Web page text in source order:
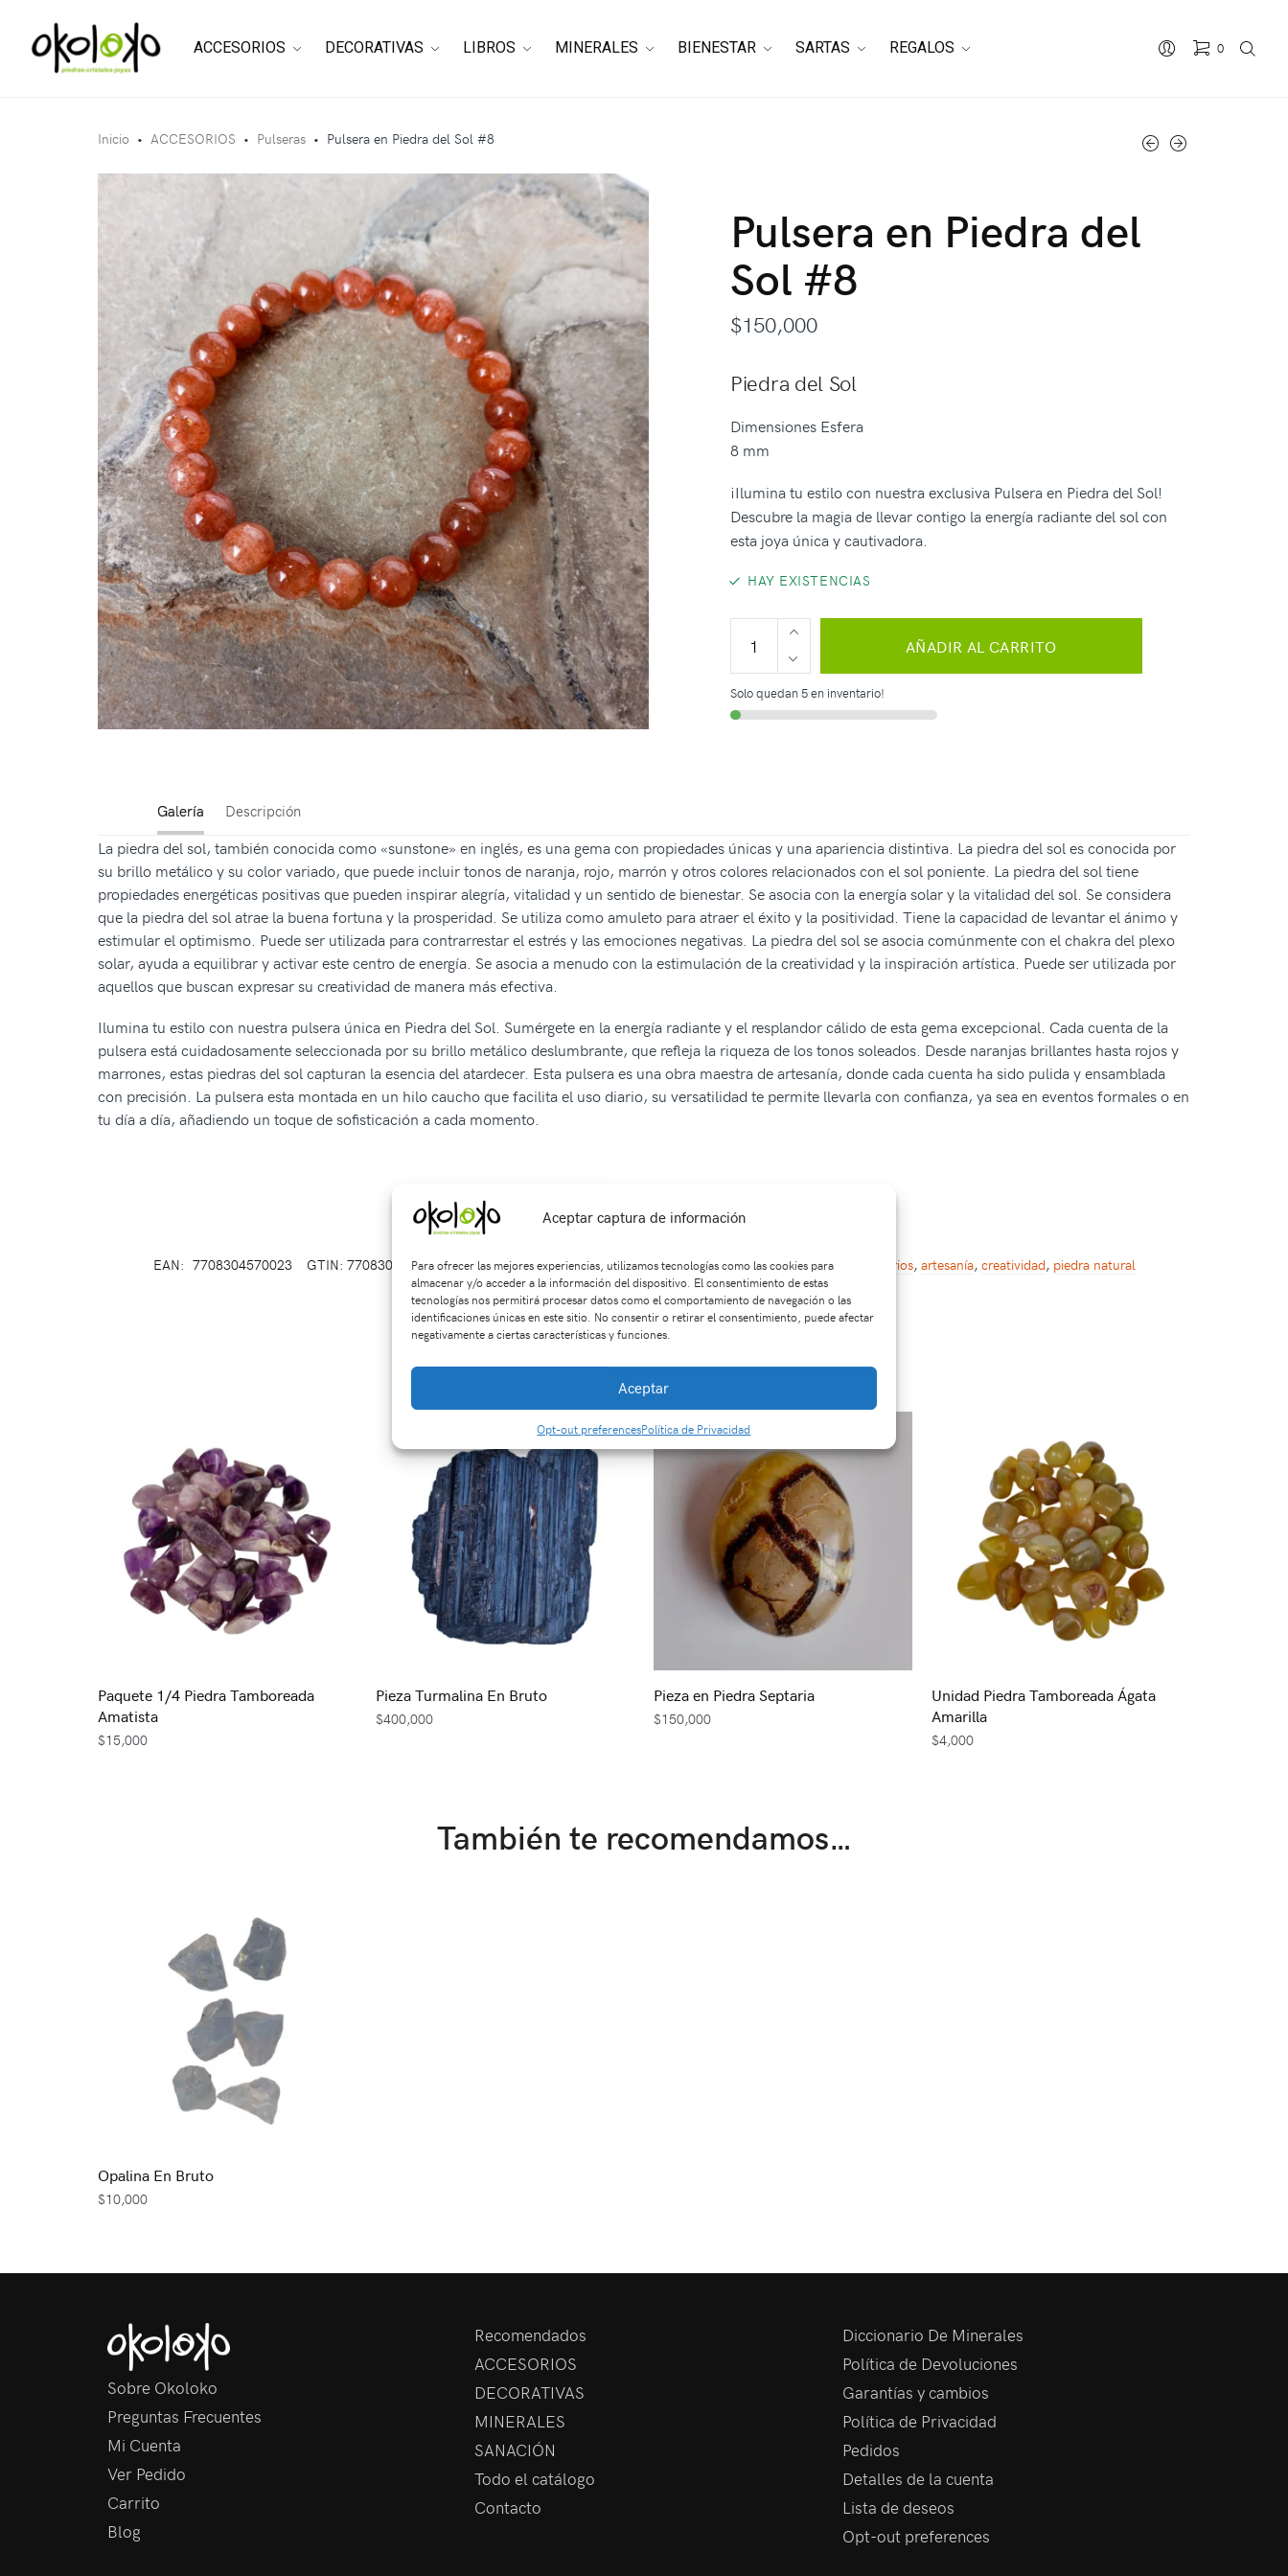
Aceptar captura de información
Para ofrecer las mejores experiencias, utilizamos tecnologías como las cookies para
almacenar y/o acceder a la información del dispositivo. El consentimiento de estas
tecnologías nos permitirá procesar datos como el comportamiento de navegación o las
identificaciones únicas en este sitio. No consentir o retirar el consentimiento, puede afectar
negativamente a ciertas características y funciones.
Aceptar
Opt-out preferencesPolítica de Privacidad
ACCESORIOS DECORATIVAS LIBROS MINERALES BIENESTAR SARTAS REGALOS 0
Inicio • ACCESORIOS • Pulseras • Pulsera en Piedra del Sol #8
Pulsera en Piedra del
Sol #8
$150,000
Piedra del Sol
Dimensiones Esfera
8 mm
¡Ilumina tu estilo con nuestra exclusiva Pulsera en Piedra del Sol!
Descubre la magia de llevar contigo la energía radiante del sol con
esta joya única y cautivadora.
HAY EXISTENCIAS
AÑADIR AL CARRITO
Solo quedan 5 en inventario!
Galería Descripción
La piedra del sol, también conocida como «sunstone» en inglés, es una gema con propiedades únicas y una apariencia distintiva. La piedra del sol es conocida por
su brillo metálico y su color variado, que puede incluir tonos de naranja, rojo, marrón y otros colores relacionados con el sol poniente. La piedra del sol tiene
propiedades energéticas positivas que pueden inspirar alegría, vitalidad y un sentido de bienestar. Se asocia con la energía solar y la vitalidad del sol. Se considera
que la piedra del sol atrae la buena fortuna y la prosperidad. Se utiliza como amuleto para atraer el éxito y la positividad. Tiene la capacidad de levantar el ánimo y
estimular el optimismo. Puede ser utilizada para contrarrestar el estrés y las emociones negativas. La piedra del sol se asocia comúnmente con el chakra del plexo
solar, ayuda a equilibrar y activar este centro de energía. Se asocia a menudo con la estimulación de la creatividad y la inspiración artística. Puede ser utilizada por
aquellos que buscan expresar su creatividad de manera más efectiva.
Ilumina tu estilo con nuestra pulsera única en Piedra del Sol. Sumérgete en la energía radiante y el resplandor cálido de esta gema excepcional. Cada cuenta de la
pulsera está cuidadosamente seleccionada por su brillo metálico deslumbrante, que refleja la riqueza de los tonos soleados. Desde naranjas brillantes hasta rojos y
marrones, estas piedras del sol capturan la esencia del atardecer. Esta pulsera es una obra maestra de artesanía, donde cada cuenta ha sido pulida y ensamblada
con precisión. La pulsera esta montada en un hilo caucho que facilita el uso diario, su versatilidad te permite llevarla con confianza, ya sea en eventos formales o en
tu día a día, añadiendo un toque de sofisticación a cada momento.
EAN: 7708304570023 GTIN: 7708304570023 SKU: Pu2166 Categorías:ACCESORIOS,Pulseras Etiquetas: accesorios, artesanía, creatividad, piedra natural
Productos relacionados
Paquete 1/4 Piedra Tamboreada
Amatista
$15,000
Pieza Turmalina En Bruto
$400,000
Pieza en Piedra Septaria
$150,000
Unidad Piedra Tamboreada Ágata
Amarilla
$4,000
También te recomendamos…
Opalina En Bruto
$10,000
Sobre Okoloko
Preguntas Frecuentes
Mi Cuenta
Ver Pedido
Carrito
Blog
Recomendados
ACCESORIOS
DECORATIVAS
MINERALES
SANACIÓN
Todo el catálogo
Contacto
Diccionario De Minerales
Política de Devoluciones
Garantías y cambios
Política de Privacidad
Pedidos
Detalles de la cuenta
Lista de deseos
Opt-out preferences